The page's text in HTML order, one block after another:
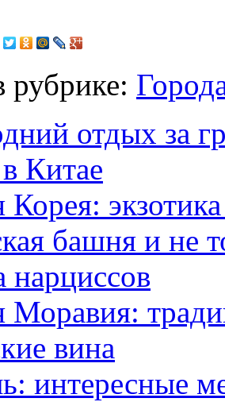
рубрике:
отдых за
Китае
башня и не
нарциссов
вина
интересные